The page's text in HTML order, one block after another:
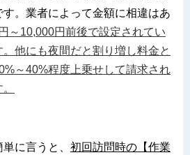
。業者によって金額に相違はあ
～10,000円前後で設定されてい
他にも夜間だと割り増し料金と
～40%程度上乗せして請求され
に言うと、 初回訪問時の【作業